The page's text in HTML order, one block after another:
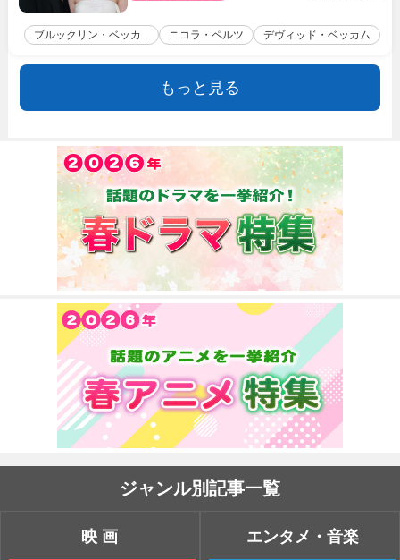
ブルックリン・ベッカ... ニコラ・ペルツ デヴィッド・ベッカム
もっと見る
ジャンル別記事一覧
映画 エンタメ・音楽